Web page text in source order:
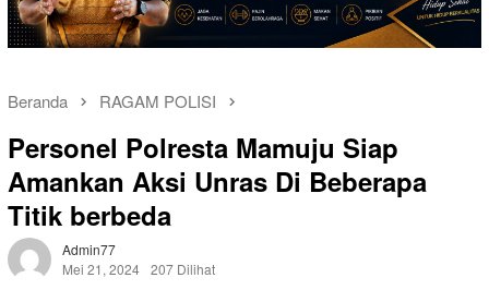
Beranda RAGAM POLISI
Personel Polresta Mamuju Siap
Amankan Aksi Unras Di Beberapa
Titik berbeda
Admin77
Mei 21, 2024 207 Dilihat